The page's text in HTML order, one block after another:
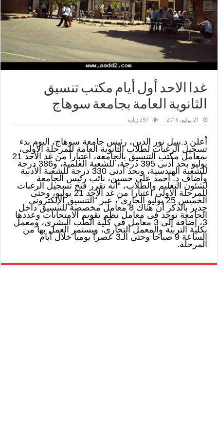
غدا الاحد أول أيام مكتب تنسيق
الثانوية العامة بجامعة سوهاج
21 يوليو، 2013 297 زيارة
أعلن د.نبيل نور الدين، رئيس جامعة سوهاج، اليوم بدء
تسجيل الرغبات لطلاب الثانوية العامة للمرحلة الأولى،
بمعامل مكتب التنسيق بالجامعة، اعتباراً من غد الأحد 21
يوليو بحد أدنى 395 درجة، للشعبة العلمية، و386 درجة
للشعبة الهندسية، وبحد أدنى 330 درجة للشعبة الأدبية
وأضاف د. أحمد على حسين، نائب رئيس الجامعة
لشئون التعليم والطلاب، “أنه تقرر فتح تسجيل الرغبات
للمرحلة الأولى اعتبارا من غد الأحد 21 يوليو، وحتى
الخميس 25 يوليو الجارى”، عبر “التنسيق الإلكترونى
جدير بالذكر أن هناك 8 معامل مخصصة للتنسيق داخل
الجامعة توجد فى معامل نظم تقويم الامتحانات وعددها
3، إضافة إلى 3 معامل فى كلية الطب البشرى، ومعمل
بكلية التربية والمعمل التجارى، ويستمر العمل بها من
الساعة 9 صباحا وحتى الـ3 عصراً يومياً خلال أيام
المرحلة.